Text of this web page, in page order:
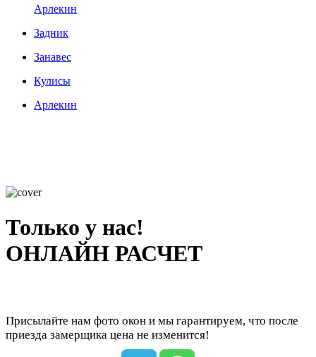
Арлекин
Задник
Занавес
Кулисы
Арлекин
Только у нас!
ОНЛАЙН РАСЧЕТ
Присылайте нам фото окон и мы гарантируем, что после
приезда замерщика цена не изменится!